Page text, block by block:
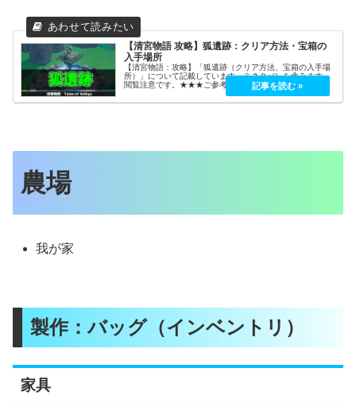
【清宮物語 攻略】狐遺跡：クリア方法・宝箱の
入手場所
【清宮物語：攻略】「狐遺跡（クリア方法、宝箱の入手場
所）」について記載しています。※ネタバレを含みます、
閲覧注意です。★★★ご参考程度に！地図から参照！！
番号を振っていますが、分岐や一本道ではない、順序経路
などの攻略順でおのおの変わります...
農場
我が家
製作：バッグ（インベントリ）
家具